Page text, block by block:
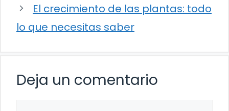
El crecimiento de las plantas: todo
lo que necesitas saber
Deja un comentario